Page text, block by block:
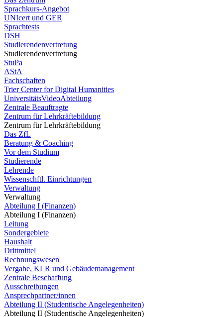
Sprachkurs-Angebot
UNIcert und GER
Sprachtests
DSH
Studierendenvertretung
Studierendenvertretung
StuPa
AStA
Fachschaften
Trier Center for Digital Humanities
UniversitätsVideoAbteilung
Zentrale Beauftragte
Zentrum für Lehrkräftebildung
Zentrum für Lehrkräftebildung
Das ZfL
Beratung & Coaching
Vor dem Studium
Studierende
Lehrende
Wissenschftl. Einrichtungen
Verwaltung
Verwaltung
Abteilung I (Finanzen)
Abteilung I (Finanzen)
Leitung
Sondergebiete
Haushalt
Drittmittel
Rechnungswesen
Vergabe, KLR und Gebäudemanagement
Zentrale Beschaffung
Ausschreibungen
Ansprechpartner/innen
Abteilung II (Studentische Angelegenheiten)
Abteilung II (Studentische Angelegenheiten)